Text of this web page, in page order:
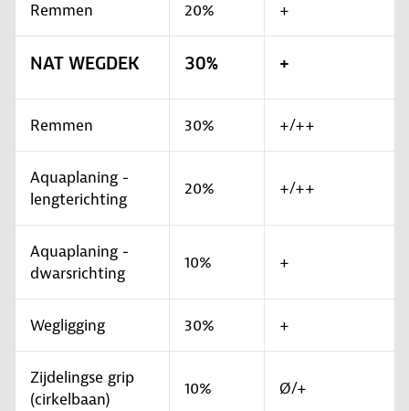
Remmen 20% +
NAT WEGDEK 30% +
Remmen 30% +/++
Aquaplaning -
lengterichting
20% +/++
Aquaplaning -
dwarsrichting
10% +
Wegligging 30% +
Zijdelingse grip
(cirkelbaan)
10% Ø/+